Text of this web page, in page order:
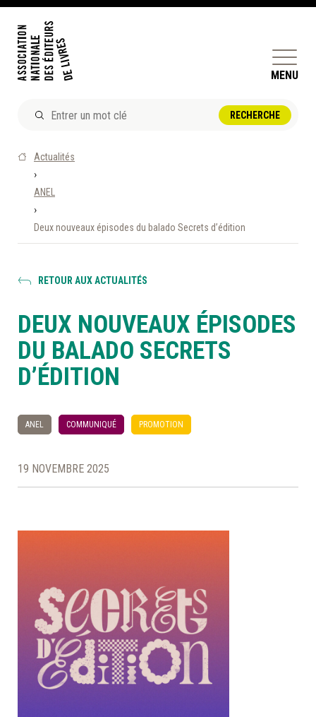
MENU
DOSSIERS ET ENJEUX
ÊTRE ÉDITEUR·TRICE
PERFECTIONNEMENT
ET SERVICES AUX MEMBRES
À LA POINTE DE LA PROFESSION
RÉPERTOIRE DES MEMBRES
Actualités
›
ANEL
›
Deux nouveaux épisodes du balado Secrets d’édition
RETOUR AUX ACTUALITÉS
DEUX NOUVEAUX ÉPISODES
DU BALADO SECRETS
D’ÉDITION
ANEL COMMUNIQUÉ PROMOTION
19 NOVEMBRE 2025